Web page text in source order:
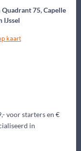
Quadrant 75, Capelle
IJssel
kaart
voor starters en €
in